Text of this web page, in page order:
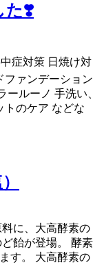
た❣️
症対策 日焼け対
ァンデーション
ールーノ 手洗い、
トのケア などな
に、大高酵素の
飴が登場。 酵素
す。 大高酵素の